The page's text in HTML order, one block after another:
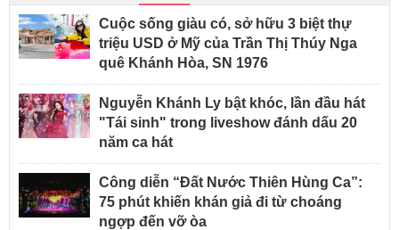
Cuộc sống giàu có, sở hữu 3 biệt thự
triệu USD ở Mỹ của Trần Thị Thúy Nga
quê Khánh Hòa, SN 1976
Nguyễn Khánh Ly bật khóc, lần đầu hát
"Tái sinh" trong liveshow đánh dấu 20
năm ca hát
Công diễn “Đất Nước Thiên Hùng Ca”:
75 phút khiến khán giả đi từ choáng
ngợp đến vỡ òa